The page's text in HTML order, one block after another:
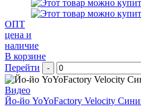
ОПТ
цена и
наличие
В корзине
Перейти
-
Видео
Йо-йо YoYoFactory Velocity